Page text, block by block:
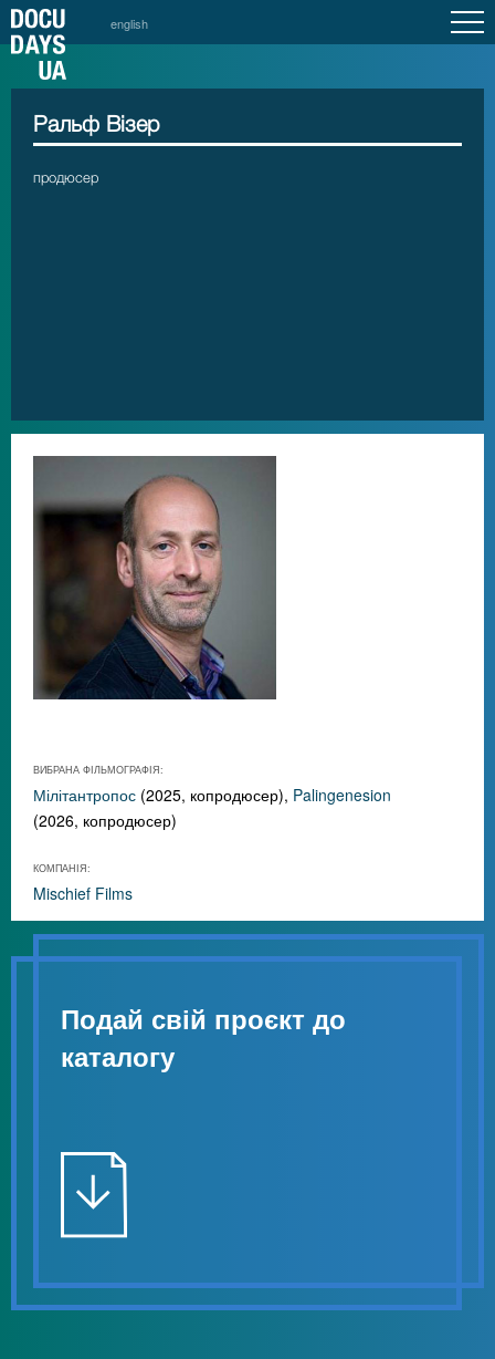
english
Ральф Візер
продюсер
ВИБРАНА ФІЛЬМОГРАФІЯ:
Мілітантропос (2025, копродюсер), Palingenesion
(2026, копродюсер)
КОМПАНІЯ:
Mischief Films
Подай свій проєкт до
каталогу